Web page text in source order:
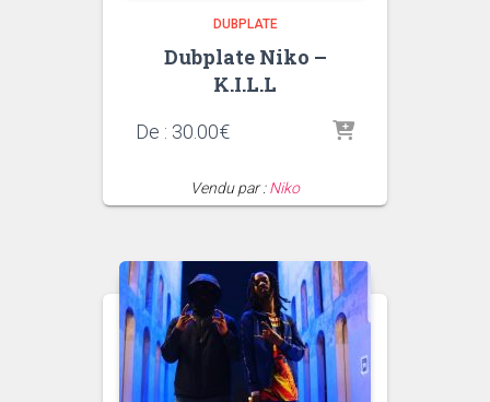
DUBPLATE
Dubplate Niko –
K.I.L.L
De : 30.00€
Vendu par :Niko